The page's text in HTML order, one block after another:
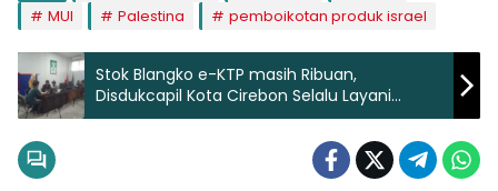
MUI
Palestina pemboikotan produk israel
Stok Blangko e-KTP masih Ribuan,
Disdukcapil Kota Cirebon Selalu Layani
Masyarakat